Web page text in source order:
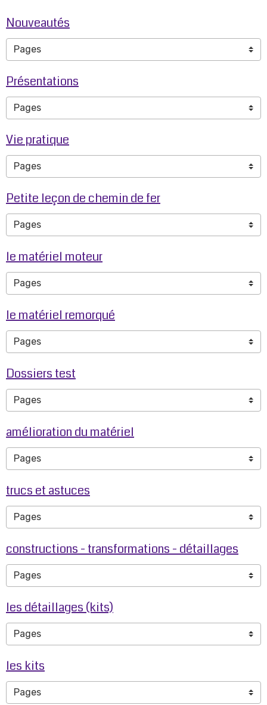
Nouveautés
Présentations
Vie pratique
Petite leçon de chemin de fer
le matériel moteur
le matériel remorqué
Dossiers test
amélioration du matériel
trucs et astuces
constructions - transformations - détaillages
les détaillages (kits)
les kits